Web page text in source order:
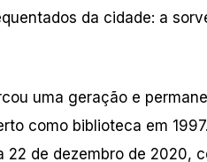
da cidade: a
uma geração e
como biblioteca em
de dezembro de 2020,